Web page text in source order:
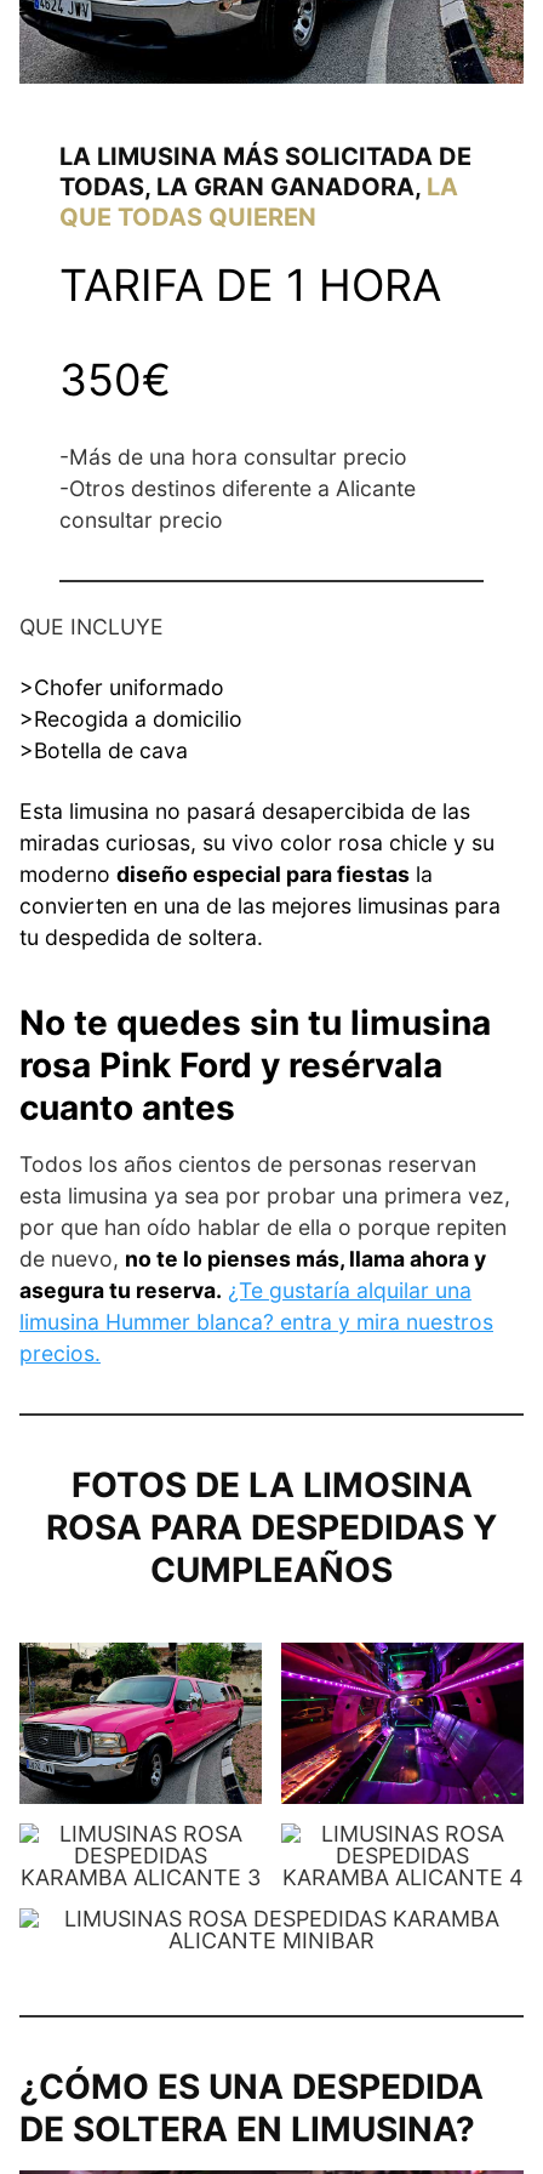
LA LIMUSINA MÁS SOLICITADA DE
TODAS, LA GRAN GANADORA, LA
QUE TODAS QUIEREN
TARIFA DE 1 HORA
350€
-Más de una hora consultar precio
-Otros destinos diferente a Alicante
consultar precio
QUE INCLUYE
>Chofer uniformado
>Recogida a domicilio
>Botella de cava
Esta limusina no pasará desapercibida de las
miradas curiosas, su vivo color rosa chicle y su
moderno diseño especial para fiestas la
convierten en una de las mejores limusinas para
tu despedida de soltera.
No te quedes sin tu limusina
rosa Pink Ford y resérvala
cuanto antes
Todos los años cientos de personas reservan
esta limusina ya sea por probar una primera vez,
por que han oído hablar de ella o porque repiten
de nuevo, no te lo pienses más, llama ahora y
asegura tu reserva. ¿Te gustaría alquilar una
limusina Hummer blanca? entra y mira nuestros
precios.
FOTOS DE LA LIMOSINA
ROSA PARA DESPEDIDAS Y
CUMPLEAÑOS
¿CÓMO ES UNA DESPEDIDA
DE SOLTERA EN LIMUSINA?